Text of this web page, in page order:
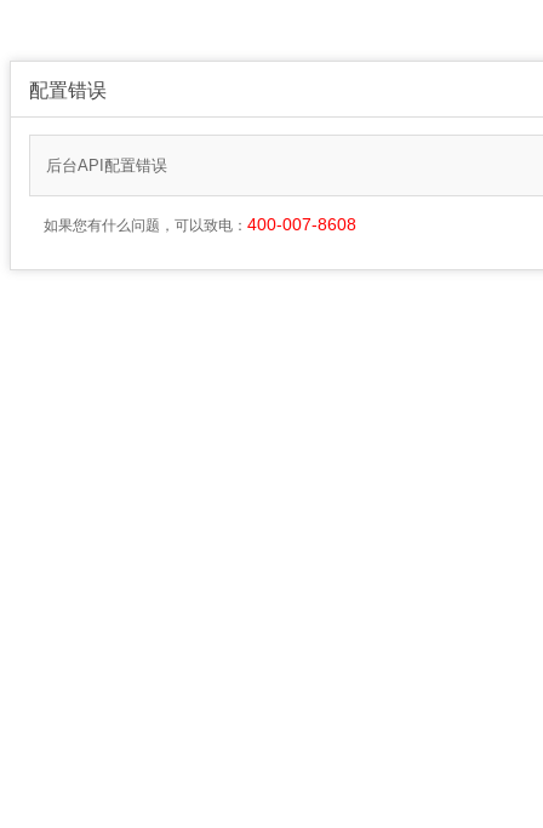
配置错误
后台API配置错误
如果您有什么问题，可以致电： 400-007-8608